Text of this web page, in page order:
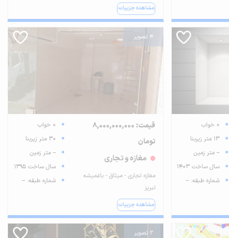
مشاهده جزییات
0 خواب
13 متر زیربنا
-- متر زمین
سال ساخت 1403
شماره طبقه: --
4 تصویر
قیمت: 8,000,000,000
تومان
مغازه و تجاری
مغازه تجاری - میثاق - باغمیشه
تبریز
مشاهده جزییات
0 خواب
30 متر زیربنا
-- متر زمین
سال ساخت 1395
شماره طبقه: --
2 تصویر